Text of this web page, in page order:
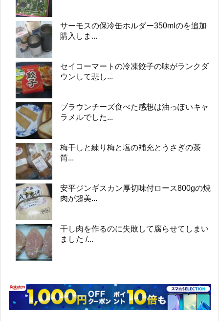
サーモスの保冷缶ホルダー350mlのを追加
購入しま...
セイコーマートの冷凍餃子の味がランクダ
ウンして悲し...
ブラウンチーズ食べた感想は油っぽいキャ
ラメルでした...
梅干しと練り梅と塩の補充とうさぎの茶
筒...
安平ジンギスカン厚切味付ロース800gの焼
肉が超美...
干し肉を作るのに失敗して腐らせてしまい
ました /...